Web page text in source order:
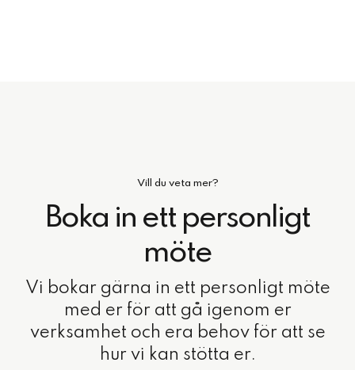
Vill du veta mer?
Boka in ett personligt
möte
Vi bokar gärna in ett personligt möte
med er för att gå igenom er
verksamhet och era behov för att se
hur vi kan stötta er.